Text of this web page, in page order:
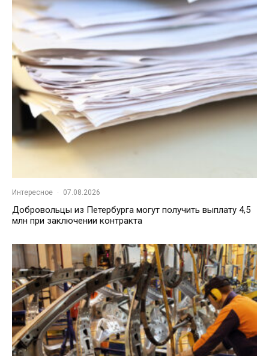
Интересное · 07.08.2026
Добровольцы из Петербурга могут получить выплату 4,5
млн при заключении контракта